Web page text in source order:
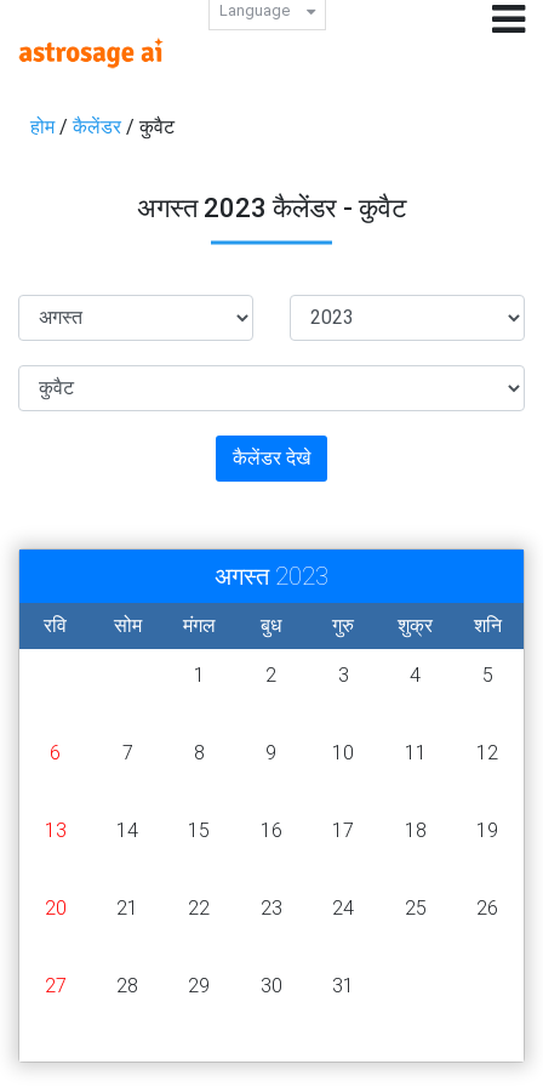
Language
होम/कैलेंडर / कुवैट
अगस्त 2023 कैलेंडर - कुवैट
अगस्त 2023
रवि सोम मंगल बुध गुरु शुक्र शनि
1 2 3 4 5
6 7 8 9 10 11 12
13 14 15 16 17 18 19
20 21 22 23 24 25 26
27 28 29 30 31